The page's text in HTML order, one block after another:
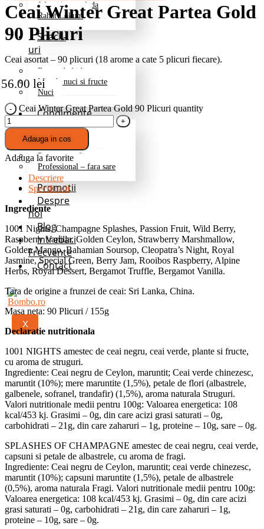
Jeleuri/marmelada
Rahat Lokum
Snack-
uri
Fructe deshidratate
Mix de nuci si fructe
Nuci
Condimente
Grill si Barbeque
Mixuri de baza
Pentru cartofi
Professional – fara sare
Promotii
Despre
noi
Blog
Intrebari
Frecvente
Contact
X
Ceai Winter Great Partea Gold
90 Plicuri
Ceai asortat – 90 plicuri (18 arome a cate 5 plicuri fiecare).
56.00 lei
Ceai Winter Great Partea Gold 90 Plicuri quantity
Adauga in cos
Adauga la favorite
Descriere
Specificatii
Ingrediente
1001 Nights, Champagne Splashes, Passion Fruit, Wild Berry,
Raspberry Vanilla, Golden Ceylon, Strawberry Marshmallow,
Golden Mango, Bahamian Soursop, Cleopatra’s Night, Royal
Jasmine, Special Green, Berry Jam, Rooibos Raspberry, Alpine
Herbs, Royal Dessert, Bergamot Truffle, Bergamot Vanilla.
Tara de origine a frunzei de ceai: Sri Lanka, China.
Masa neta: 90 Plicuri / 155g
Declaratie nutritionala
1001 NIGHTS amestec de ceai negru, ceai verde, plante si fructe,
cu aroma de struguri.
Ingrediente: Ceai negru de Ceylon, maruntit; Ceai verde chinezesc,
maruntit (10%); mere maruntite (1,5%), petale de flori (albastrele,
galbenele, sofranel, trandafir) (1,5%), aroma naturala Struguri.
Valori nutritionale medii pentru 100g: Valoarea energetica: 108
kcal/453 kj. Grasimi – 0g, din care acizi grasi saturati – 0g,
carbohidrati – 21g, din care zaharuri – 1g, proteine – 10g, sare – 0g.
SPLASHES OF CHAMPAGNE amestec de ceai negru, ceai verde,
capsuni si petale de albastrele, cu aroma de fragi.
Ingrediente: Ceai negru de Ceylon, maruntit; ceai verde chinezesc,
maruntit (10%); capsuni maruntite (1,5%), petale de albastrele
(0,5%), aroma naturala Fragi. Valori nutritionale medii pentru 100g:
Valoarea energetica: 108 kcal/453 kj. Grasimi – 0g, din care acizi
grasi saturati – 0g, carbohidrati – 21g, din care zaharuri – 1g,
proteine – 10g, sare – 0g.